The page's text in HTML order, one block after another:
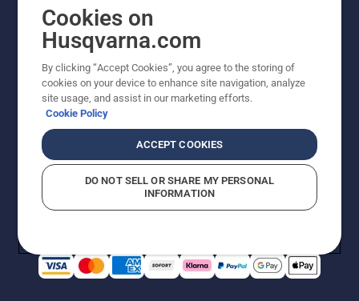
© Husqvarna® AB (publ). lle Rechte vorbehalten. Die
Preisangaben sind unverbindliche Preisempfehlungen
von Husqvarna Schweiz AG an den teilnehmenden
Fachhandel, es sei denn, sie sind für den direkten Kauf
im Webshop von Husqvarna verfügbar. Preise in CHF
inklusive 8,1% MWST und VRG. Irrtümer und
Änderungen in Form, Technik, Ausstattung und Preis
bleiben vorbehalten. Aus Angaben oder Abbildungen
können keine Ansprüche geltend gemacht werden.
Cookie-RichtlinieNutzungsbedingungen Datenschutzerklärung
Vermutete Verstöße melden
Cookies on
Husqvarna.com
By clicking “Accept Cookies”, you agree to the storing of
cookies on your device to enhance site navigation, analyze
site usage, and assist in our marketing efforts.
Cookie Policy
ACCEPT COOKIES
DO NOT SELL OR SHARE MY PERSONAL
INFORMATION